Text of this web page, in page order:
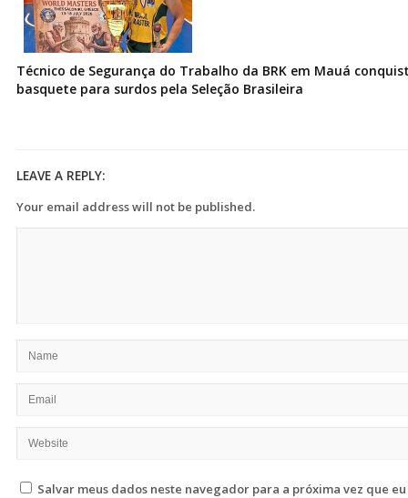
Técnico de Segurança do Trabalho da BRK em Mauá
basquete para surdos pela Seleção Brasileira
LEAVE A REPLY:
Your email address will not be published.
Salvar meus dados neste navegador para a próxima vez que